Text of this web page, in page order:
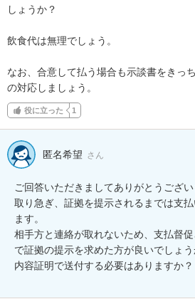
しょうか？
飲食代は無理でしょう。
なお、合意して払う場合も示談書をきっ
の対応しましょう。
役に立った 1
匿名希望 さん
ご回答いただきましてありがとうござい
取り急ぎ、証拠を提示されるまでは支
ます。
相手方と連絡が取れないため、支払督
で証拠の提示を求めた方が良いでしょ
内容証明で送付する必要はありますか？